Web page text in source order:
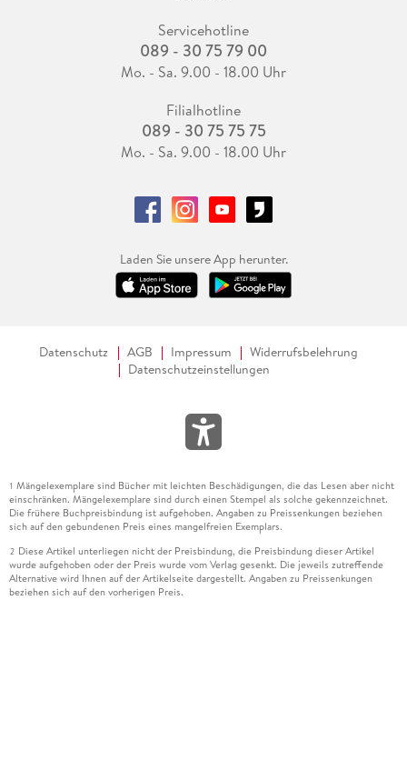
Servicehotline
089 - 30 75 79 00
Mo. - Sa. 9.00 - 18.00 Uhr
Filialhotline
089 - 30 75 75 75
Mo. - Sa. 9.00 - 18.00 Uhr
Laden Sie unsere App herunter.
Datenschutz AGB Impressum
Widerrufsbelehrung
Datenschutzeinstellungen
1 Mängelexemplare sind Bücher mit leichten Beschädigungen, die das Lesen aber nicht
einschränken. Mängelexemplare sind durch einen Stempel als solche gekennzeichnet.
Die frühere Buchpreisbindung ist aufgehoben. Angaben zu Preissenkungen beziehen
sich auf den gebundenen Preis eines mangelfreien Exemplars.
2 Diese Artikel unterliegen nicht der Preisbindung, die Preisbindung dieser Artikel
wurde aufgehoben oder der Preis wurde vom Verlag gesenkt. Die jeweils zutreffende
Alternative wird Ihnen auf der Artikelseite dargestellt. Angaben zu Preissenkungen
beziehen sich auf den vorherigen Preis.